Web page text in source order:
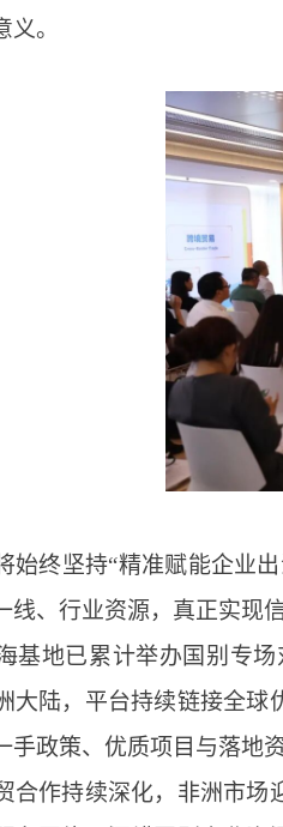
。
始终坚持“精准赋能企业
线、行业资源，真正实现
基地已累计举办国别专
大陆，平台持续链接全
手政策、优质项目与落地
合作持续深化，非洲市